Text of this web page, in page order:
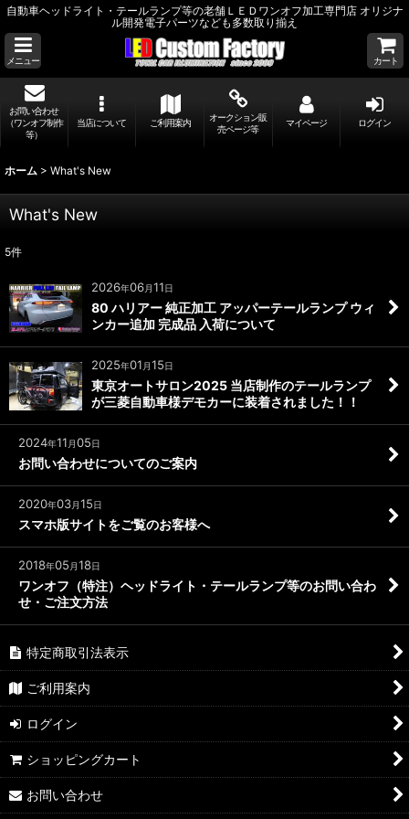
自動車ヘッドライト・テールランプ等の老舗ＬＥＤワンオフ加工専門店 オリジナ
ル開発電子パーツなども多数取り揃え
メニュー カート
お問い合わせ
（ワンオフ制作
等）
当店について ご利用案内
オークション販
売ページ等
マイページ ログイン
ホーム > What's New
What's New
5件
2026年06月11日
80 ハリアー 純正加工 アッパーテールランプ ウィ
ンカー追加 完成品 入荷について
2025年01 月15日
東京オートサロン2025 当店制作のテールランプ
が三菱自動車様デモカーに装着されました！！
2024年11 月05日
お問い合わせについてのご案内
2020年03月15日
スマホ版サイトをご覧のお客様へ
2018年05 月18日
ワンオフ（特注）ヘッドライト・テールランプ等のお問い合わ
せ・ご注文方法
特定商取引法表示
ご利用案内
ログイン
ショッピングカート
お問い合わせ